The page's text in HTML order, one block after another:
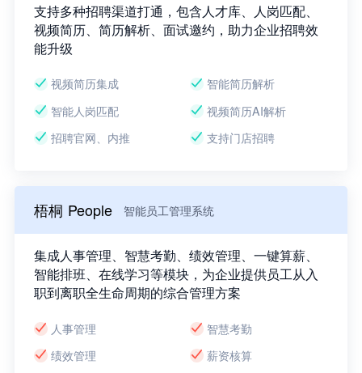
支持多种招聘渠道打通，包含人才库、人岗匹配、
视频简历、简历解析、面试邀约，助力企业招聘效
能升级
视频简历集成
智能简历解析
智能人岗匹配
视频简历AI解析
招聘官网、内推
支持门店招聘
梧桐 People 智能员工管理系统
集成人事管理、智慧考勤、绩效管理、一键算薪、
智能排班、在线学习等模块，为企业提供员工从入
职到离职全生命周期的综合管理方案
人事管理
智慧考勤
绩效管理
薪资核算